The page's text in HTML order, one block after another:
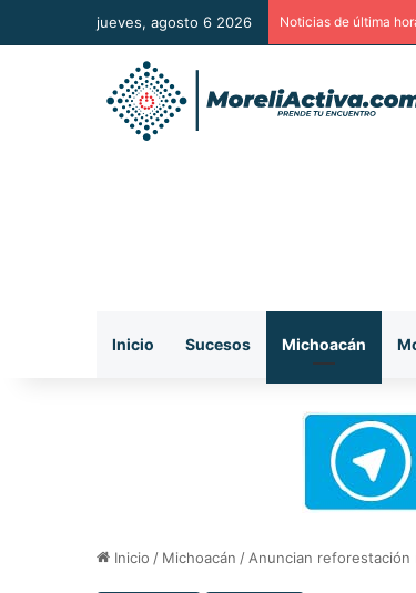
jueves, agosto 6 2026 Noticias de última
Inicio Sucesos Michoacán
Inicio / Michoacán / Anuncian reforestación